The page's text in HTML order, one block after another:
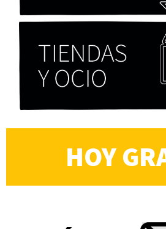
Cocaína Negra de
Paloma Pulisci
HOY